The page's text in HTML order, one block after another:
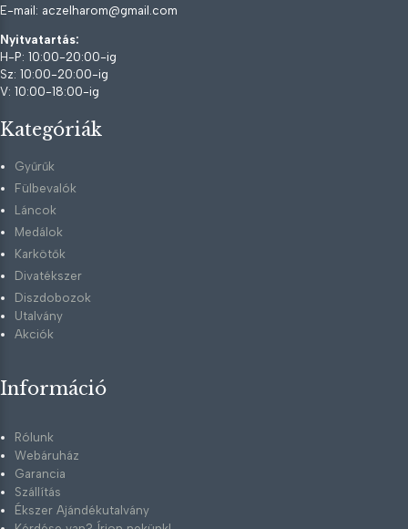
E-mail: aczelharom@gmail.com
Nyitvatartás:
H-P: 10:00-20:00-ig
Sz: 10:00-20:00-ig
V: 10:00-18:00-ig
Kategóriák
Gyűrűk
Fülbevalók
Láncok
Medálok
Karkötők
Divatékszer
Diszdobozok
Utalvány
Akciók
Információ
Rólunk
Webáruház
Garancia
Szállítás
Ékszer Ajándékutalvány